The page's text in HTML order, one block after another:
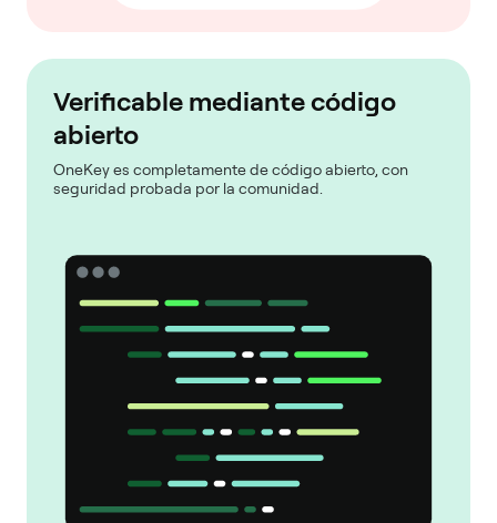
Verificable mediante código
abierto
OneKey es completamente de código abierto, con
seguridad probada por la comunidad.